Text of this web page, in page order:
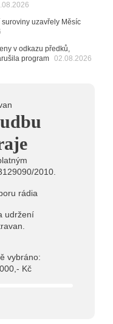
Zmeková Trio.
scény zahraje ve
scéna na festivalu
suroviny uzavřely Měsíc
v odkazu předků,
program 02.08.2026
2010.
udržení
vybráno:
Kč